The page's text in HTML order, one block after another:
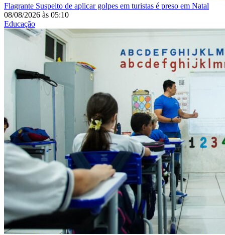
Flagrante Suspeito de aplicar golpes em turistas é preso em Natal
08/08/2026 às 05:10
Educação